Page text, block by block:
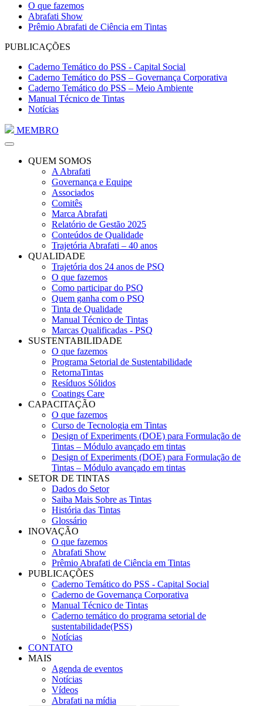
O que fazemos
Abrafati Show
Prêmio Abrafati de Ciência em Tintas
PUBLICAÇÕES
Caderno Temático do PSS - Capital Social
Caderno Temático do PSS – Governança Corporativa
Caderno Temático do PSS – Meio Ambiente
Manual Técnico de Tintas
Notícias
MEMBRO
QUEM SOMOS
A Abrafati
Governança e Equipe
Associados
Comitês
Marca Abrafati
Relatório de Gestão 2025
Conteúdos de Qualidade
Trajetória Abrafati – 40 anos
QUALIDADE
Trajetória dos 24 anos de PSQ
O que fazemos
Como participar do PSQ
Quem ganha com o PSQ
Tinta de Qualidade
Manual Técnico de Tintas
Marcas Qualificadas - PSQ
SUSTENTABILIDADE
O que fazemos
Programa Setorial de Sustentabilidade
RetornaTintas
Resíduos Sólidos
Coatings Care
CAPACITAÇÃO
O que fazemos
Curso de Tecnologia em Tintas
Design of Experiments (DOE) para Formulação de
Tintas – Módulo avançado em tintas
Design of Experiments (DOE) para Formulação de
Tintas – Módulo avançado em tintas
SETOR DE TINTAS
Dados do Setor
Saiba Mais Sobre as Tintas
História das Tintas
Glossário
INOVAÇÃO
O que fazemos
Abrafati Show
Prêmio Abrafati de Ciência em Tintas
PUBLICAÇÕES
Caderno Temático do PSS - Capital Social
Caderno de Governança Corporativa
Manual Técnico de Tintas
Caderno temático do programa setorial de
sustentabilidade(PSS)
Notícias
CONTATO
MAIS
Agenda de eventos
Notícias
Vídeos
Abrafati na mídia